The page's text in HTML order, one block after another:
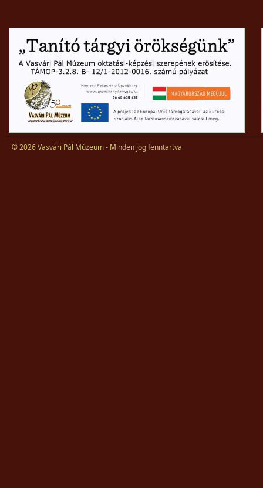
© 2026 Vasvári Pál Múzeum - Minden jog fenntartva